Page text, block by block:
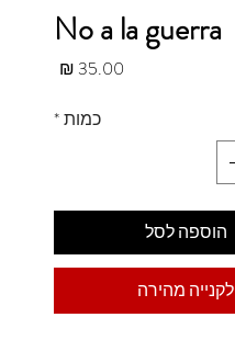
No a la guerra
כמות*
הוספה לסל
לקנייה מהירה